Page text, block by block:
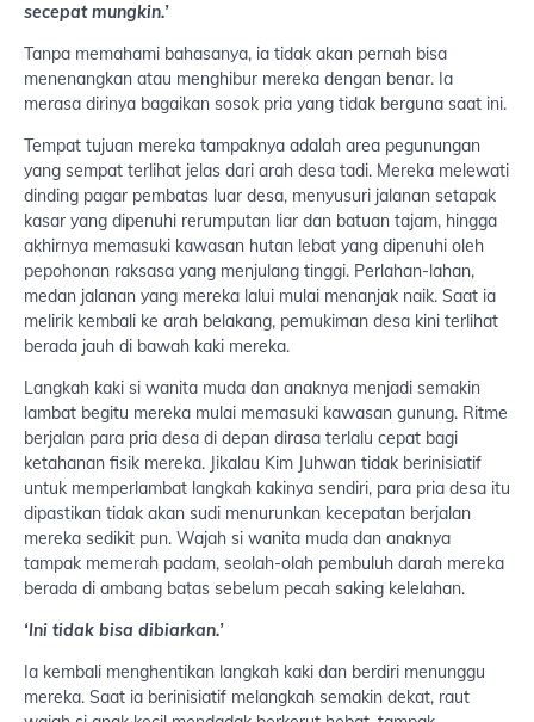
secepat mungkin.’
Tanpa memahami bahasanya, ia tidak akan pernah bisa
menenangkan atau menghibur mereka dengan benar. Ia
merasa dirinya bagaikan sosok pria yang tidak berguna saat ini.
Tempat tujuan mereka tampaknya adalah area pegunungan
yang sempat terlihat jelas dari arah desa tadi. Mereka melewati
dinding pagar pembatas luar desa, menyusuri jalanan setapak
kasar yang dipenuhi rerumputan liar dan batuan tajam, hingga
akhirnya memasuki kawasan hutan lebat yang dipenuhi oleh
pepohonan raksasa yang menjulang tinggi. Perlahan-lahan,
medan jalanan yang mereka lalui mulai menanjak naik. Saat ia
melirik kembali ke arah belakang, pemukiman desa kini terlihat
berada jauh di bawah kaki mereka.
Langkah kaki si wanita muda dan anaknya menjadi semakin
lambat begitu mereka mulai memasuki kawasan gunung. Ritme
berjalan para pria desa di depan dirasa terlalu cepat bagi
ketahanan fisik mereka. Jikalau Kim Juhwan tidak berinisiatif
untuk memperlambat langkah kakinya sendiri, para pria desa itu
dipastikan tidak akan sudi menurunkan kecepatan berjalan
mereka sedikit pun. Wajah si wanita muda dan anaknya
tampak memerah padam, seolah-olah pembuluh darah mereka
berada di ambang batas sebelum pecah saking kelelahan.
‘Ini tidak bisa dibiarkan.’
Ia kembali menghentikan langkah kaki dan berdiri menunggu
mereka. Saat ia berinisiatif melangkah semakin dekat, raut